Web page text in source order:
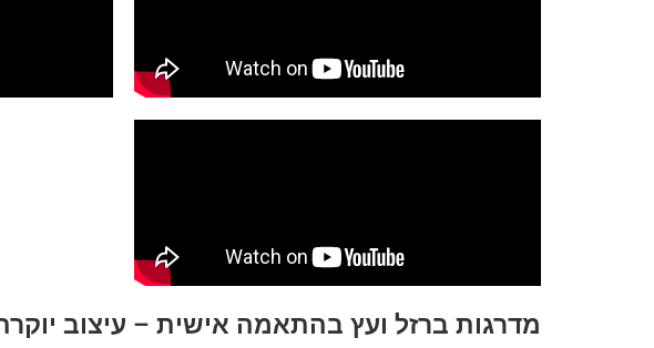
מדרגות ברזל ועץ בהתאמה אישית – עיצוב